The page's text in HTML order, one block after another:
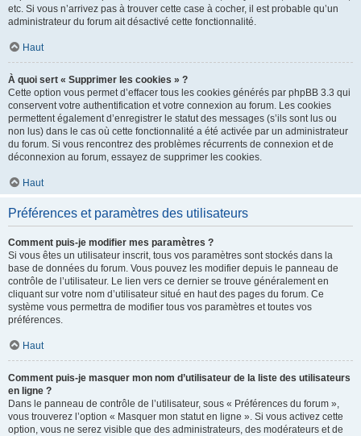
etc. Si vous n’arrivez pas à trouver cette case à cocher, il est probable qu’un
administrateur du forum ait désactivé cette fonctionnalité.
Haut
À quoi sert « Supprimer les cookies » ?
Cette option vous permet d’effacer tous les cookies générés par phpBB 3.3 qui
conservent votre authentification et votre connexion au forum. Les cookies
permettent également d’enregistrer le statut des messages (s’ils sont lus ou
non lus) dans le cas où cette fonctionnalité a été activée par un administrateur
du forum. Si vous rencontrez des problèmes récurrents de connexion et de
déconnexion au forum, essayez de supprimer les cookies.
Haut
Préférences et paramètres des utilisateurs
Comment puis-je modifier mes paramètres ?
Si vous êtes un utilisateur inscrit, tous vos paramètres sont stockés dans la
base de données du forum. Vous pouvez les modifier depuis le panneau de
contrôle de l’utilisateur. Le lien vers ce dernier se trouve généralement en
cliquant sur votre nom d’utilisateur situé en haut des pages du forum. Ce
système vous permettra de modifier tous vos paramètres et toutes vos
préférences.
Haut
Comment puis-je masquer mon nom d’utilisateur de la liste des utilisateurs
en ligne ?
Dans le panneau de contrôle de l’utilisateur, sous « Préférences du forum »,
vous trouverez l’option « Masquer mon statut en ligne ». Si vous activez cette
option, vous ne serez visible que des administrateurs, des modérateurs et de